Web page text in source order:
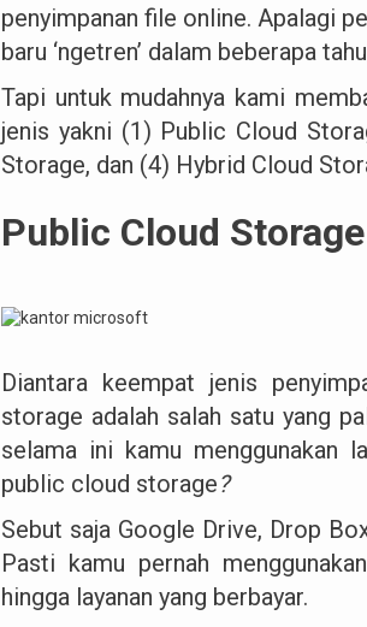
penyimpanan file online. Apalagi
baru ‘ngetren’ dalam beberapa
Tapi untuk mudahnya kami
jenis yakni (1) Public Cloud
Storage, dan (4) Hybrid Cloud
Public Cloud Storage
Diantara keempat jenis
storage adalah salah satu yang
selama ini kamu menggunakan
public cloud storage?
Sebut saja Google Drive, Drop
Pasti kamu pernah
hingga layanan yang berbayar.